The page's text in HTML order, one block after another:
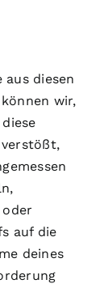
diesen
wir,
auf die
deines